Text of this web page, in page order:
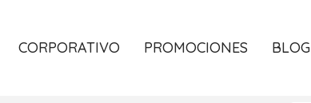
CORPORATIVO PROMOCIONES BLOG